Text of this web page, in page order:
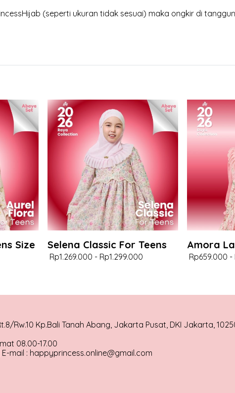
(seperti ukuran tidak sesuai) maka ongkir di
Size
Selena Classic For Teens
Rp1.269.000 - Rp1.299.000
Amora
Rp659.000 -
Rw.10 Kp.Bali Tanah Abang, Jakarta Pusat, DKI Jakarta,
08.00-17.00
E-mail : happyprincess.online@gmail.com